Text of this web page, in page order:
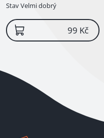
StavVelmi dobrý
99 Kč